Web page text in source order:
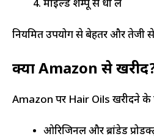
माइल्ड शैम्पू से धो लें
नियमित उपयोग से बेहतर और तेजी
क्यों Amazon से
Amazon पर Hair Oils खरीदने के
ओरिजिनल और ब्रांडेड